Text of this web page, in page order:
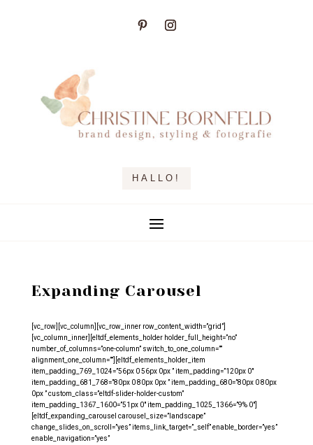
HALLO!
Expanding Carousel
[vc_row][vc_column][vc_row_inner row_content_width=”grid”]
[vc_column_inner][eltdf_elements_holder holder_full_height=”no”
number_of_columns=”one-column” switch_to_one_column=””
alignment_one_column=””][eltdf_elements_holder_item
item_padding_769_1024=”56px 0 56px 0px ” item_padding=”120px 0″
item_padding_681_768=”80px 0 80px 0px ” item_padding_680=”80px 0 80px
0px ” custom_class=”eltdf-slider-holder-custom”
item_padding_1367_1600=”51px 0″ item_padding_1025_1366=”9% 0″]
[eltdf_expanding_carousel carousel_size=”landscape”
change_slides_on_scroll=”yes” items_link_target=”_self” enable_border=”yes”
enable_navigation=”yes”